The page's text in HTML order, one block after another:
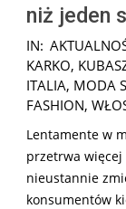
niż jeden
2024-
12-
20
IN:
KARKO,
ITALIA, MODA
FASHION,
Lentamente w
przetrwa więcej
nieustannie
konsumentów